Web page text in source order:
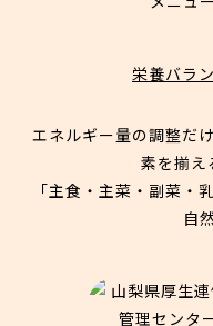
栄養バラ
エネルギー量の調整だ
素を揃え
「主食・主菜・副菜・
自